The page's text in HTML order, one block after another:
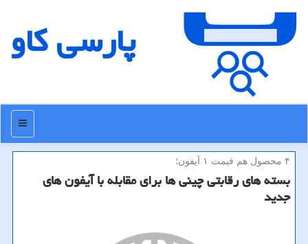
پارسی كاو
منو
۴ محصول هم قیمت ۱ آیفون؛
بسته های رقابتی چینی ها برای مقابله با آیفون های
جدید